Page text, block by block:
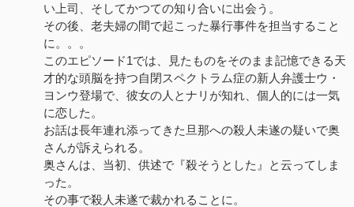
い上司、そしてかつての知り合いに出会う。
その後、老夫婦の間で起こった暴行事件を担当すること
に。。。
このエピソード1では、見たものをそのまま記憶できる天
才的な頭脳を持つ自閉スペクトラム症の新人弁護士ウ・
ヨンウ登場で、彼女の人とナリが知れ、個人的には一気
に恋した。
お話は長年連れ添ってきた旦那への殺人未遂の疑いで奥
さんが訴えられる。
奥さんは、当初、供述で『殺そうとした』と云ってしま
った。
その事で殺人未遂で裁かれることに。